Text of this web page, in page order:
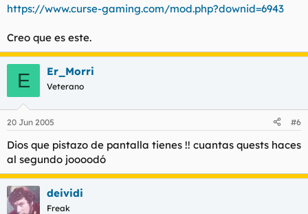
https://www.curse-gaming.com/mod.php?downid=6943
Creo que es este.
E Er_Morri
Veterano
20 Jun 2005 #6
Dios que pistazo de pantalla tienes !! cuantas quests haces
al segundo joooodó
deividi
Freak